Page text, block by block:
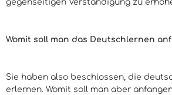
gegenseitigen Verständigung zu
Womit soll man das Deutschlernen
Sie haben also beschlossen, die
erlernen. Womit soll man aber